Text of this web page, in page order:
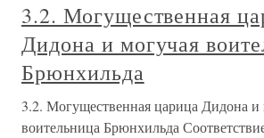
3.2. Могущественная
Дидона и могучая
Брюнхильда
3.2. Могущественная царица Дидона и
воительница Брюнхильда